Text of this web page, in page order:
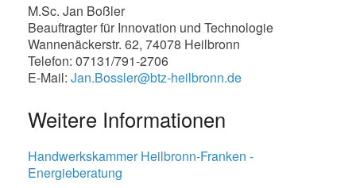
M.Sc. Jan Boßler
Beauftragter für Innovation und Technologie
Wannenäckerstr. 62, 74078 Heilbronn
Telefon: 07131/791-2706
E-Mail: Jan.Bossler@btz-heilbronn.de
Weitere Informationen
Handwerkskammer Heilbronn-Franken -
Energieberatung